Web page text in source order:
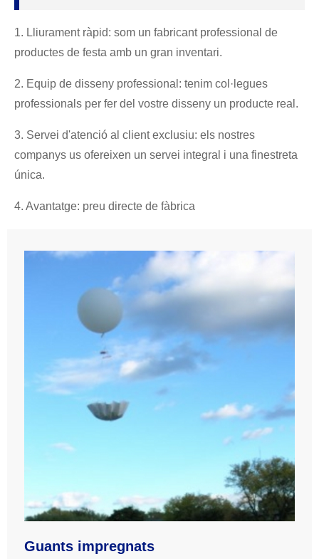
1. Lliurament ràpid: som un fabricant professional de
productes de festa amb un gran inventari.
2. Equip de disseny professional: tenim col·legues
professionals per fer del vostre disseny un producte real.
3. Servei d'atenció al client exclusiu: els nostres
companys us ofereixen un servei integral i una finestreta
única.
4. Avantatge: preu directe de fàbrica
Guants impregnats